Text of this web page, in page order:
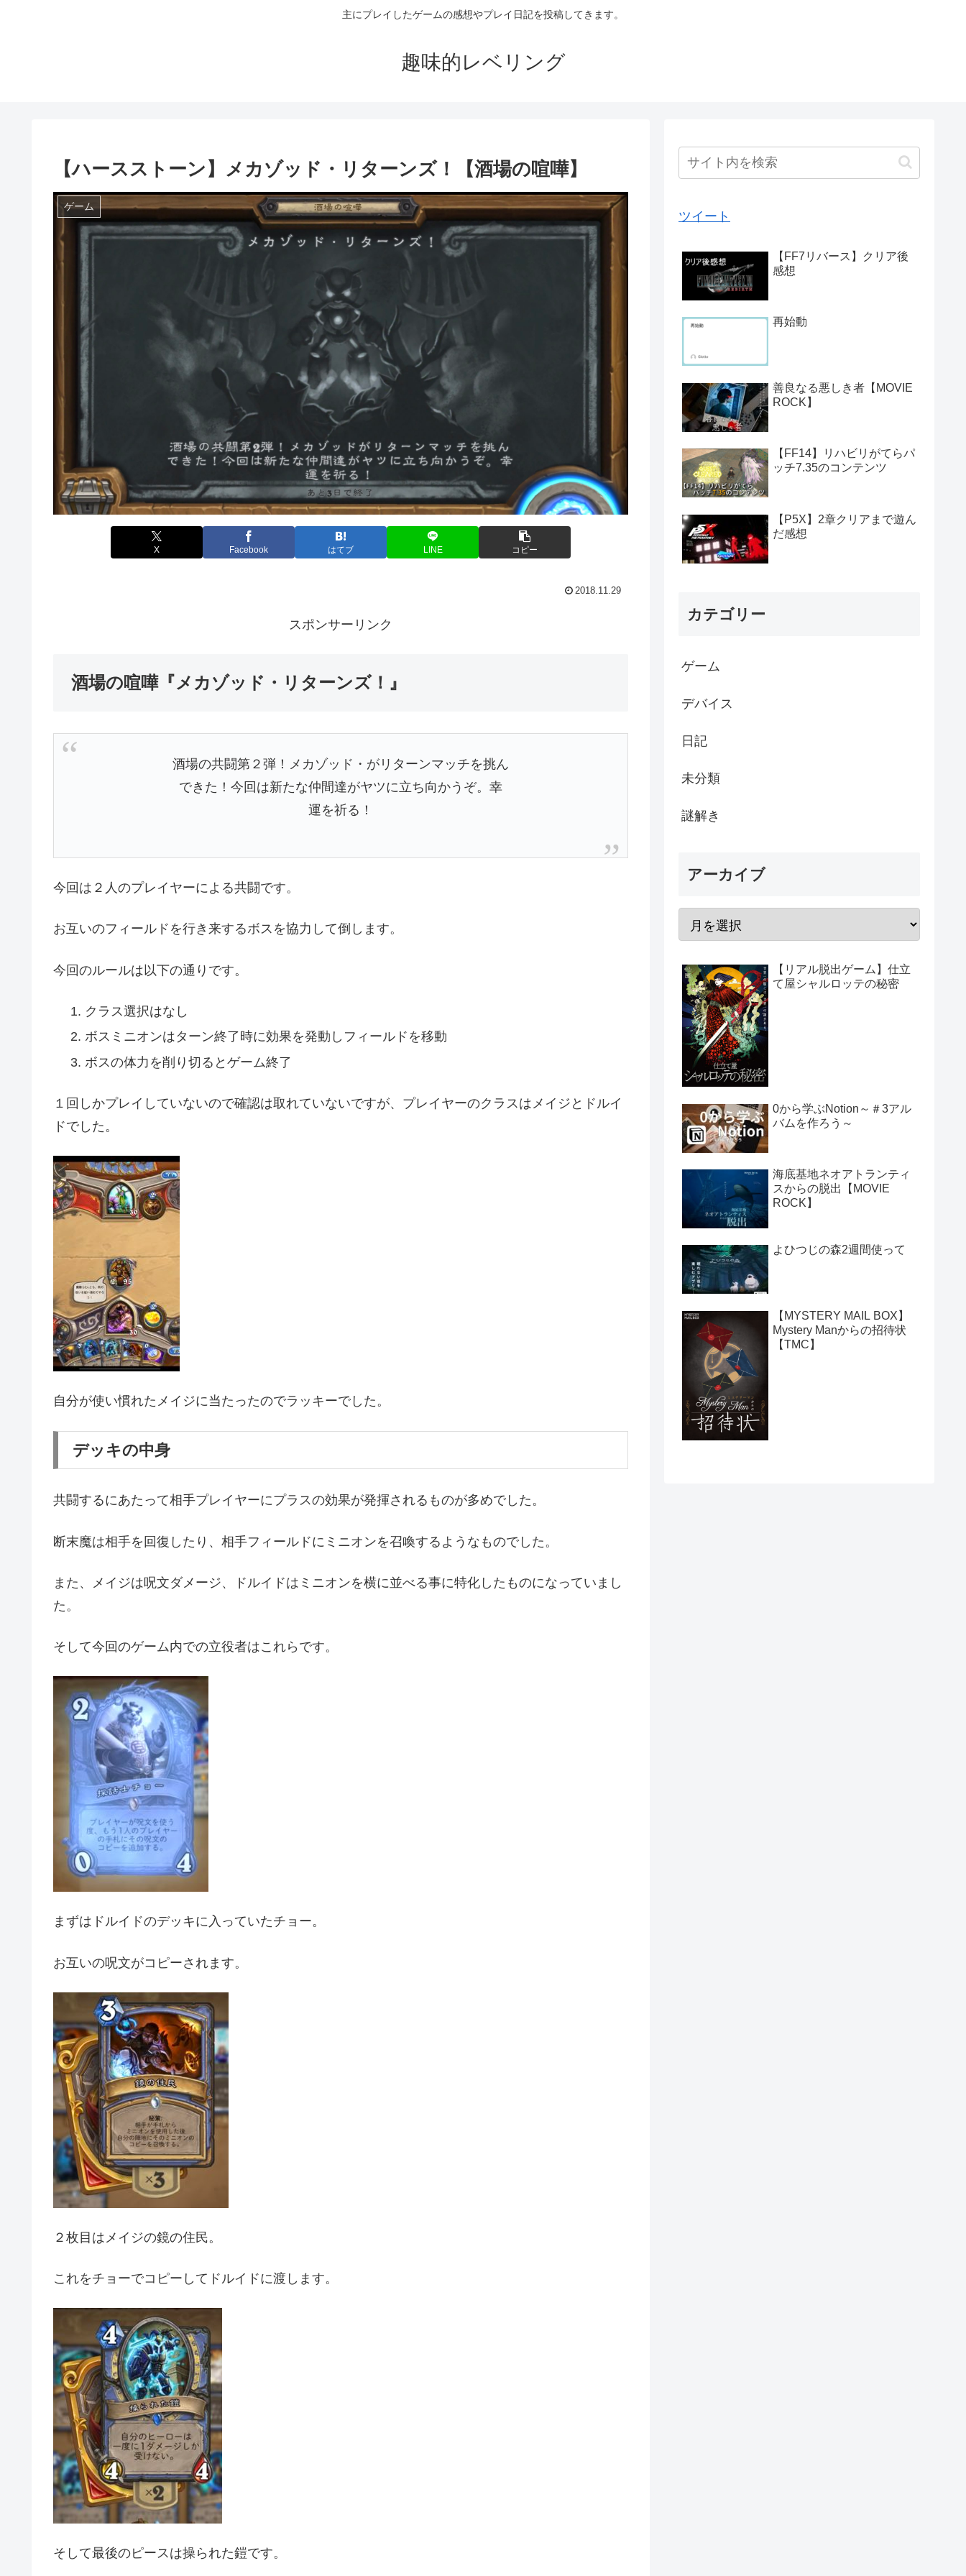
主にプレイしたゲームの感想やプレイ日記を投稿してきます。
趣味的レベリング
【ハースストーン】メカゾッド・リターンズ！【酒場の喧嘩】
ゲーム
X Facebook はてブ LINE コピー
2018.11.29
スポンサーリンク
酒場の喧嘩『メカゾッド・リターンズ！』
酒場の共闘第２弾！メカゾッド・がリターンマッチを挑ん
できた！今回は新たな仲間達がヤツに立ち向かうぞ。幸
運を祈る！
今回は２人のプレイヤーによる共闘です。
お互いのフィールドを行き来するボスを協力して倒します。
今回のルールは以下の通りです。
クラス選択はなし
ボスミニオンはターン終了時に効果を発動しフィールドを移動
ボスの体力を削り切るとゲーム終了
１回しかプレイしていないので確認は取れていないですが、プレイヤーのクラスはメイジとドルイ
ドでした。
自分が使い慣れたメイジに当たったのでラッキーでした。
デッキの中身
共闘するにあたって相手プレイヤーにプラスの効果が発揮されるものが多めでした。
断末魔は相手を回復したり、相手フィールドにミニオンを召喚するようなものでした。
また、メイジは呪文ダメージ、ドルイドはミニオンを横に並べる事に特化したものになっていまし
た。
そして今回のゲーム内での立役者はこれらです。
まずはドルイドのデッキに入っていたチョー。
お互いの呪文がコピーされます。
２枚目はメイジの鏡の住民。
これをチョーでコピーしてドルイドに渡します。
そして最後のピースは操られた鎧です。
ツイート
【FF7リバース】クリア後
感想
再始動
善良なる悪しき者【MOVIE
ROCK】
【FF14】リハビリがてらパ
ッチ7.35のコンテンツ
【P5X】2章クリアまで遊ん
だ感想
カテゴリー
ゲーム
デバイス
日記
未分類
謎解き
アーカイブ
【リアル脱出ゲーム】仕立
て屋シャルロッテの秘密
0から学ぶNotion～＃3アル
バムを作ろう～
海底基地ネオアトランティ
スからの脱出【MOVIE
ROCK】
よひつじの森2週間使って
【MYSTERY MAIL BOX】
Mystery Manからの招待状
【TMC】